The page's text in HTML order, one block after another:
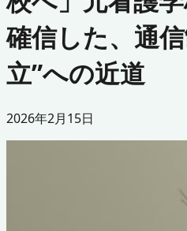
確信した、通
立”への近道
2026年2月15日